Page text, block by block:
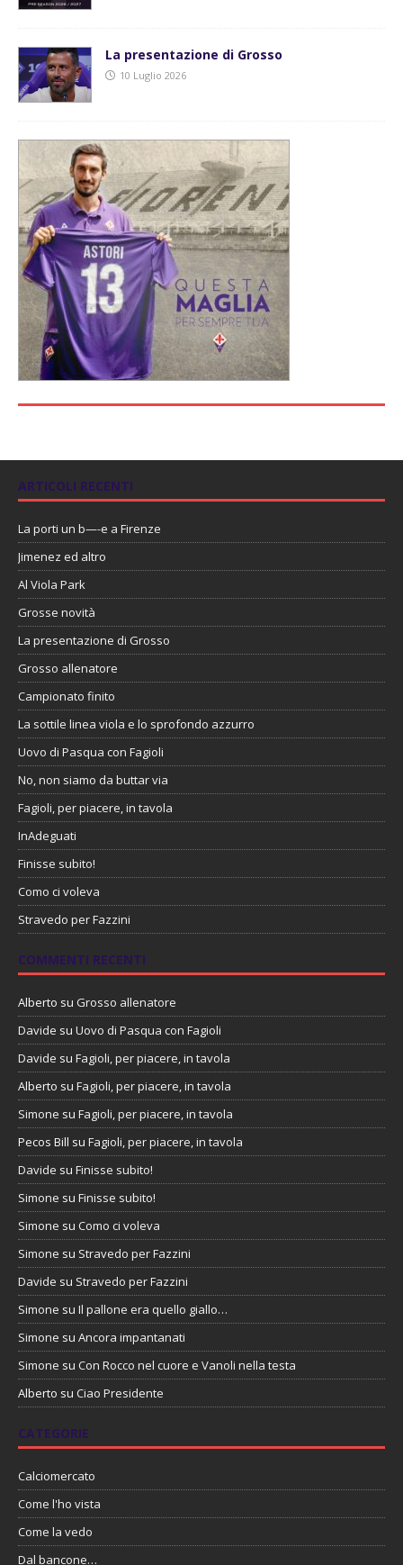
La presentazione di Grosso
10 Luglio 2026
ARTICOLI RECENTI
La porti un b—-e a Firenze
Jimenez ed altro
Al Viola Park
Grosse novità
La presentazione di Grosso
Grosso allenatore
Campionato finito
La sottile linea viola e lo sprofondo azzurro
Uovo di Pasqua con Fagioli
No, non siamo da buttar via
Fagioli, per piacere, in tavola
InAdeguati
Finisse subito!
Como ci voleva
Stravedo per Fazzini
COMMENTI RECENTI
Alberto su Grosso allenatore
Davide su Uovo di Pasqua con Fagioli
Davide su Fagioli, per piacere, in tavola
Alberto su Fagioli, per piacere, in tavola
Simone su Fagioli, per piacere, in tavola
Pecos Bill su Fagioli, per piacere, in tavola
Davide su Finisse subito!
Simone su Finisse subito!
Simone su Como ci voleva
Simone su Stravedo per Fazzini
Davide su Stravedo per Fazzini
Simone su Il pallone era quello giallo…
Simone su Ancora impantanati
Simone su Con Rocco nel cuore e Vanoli nella testa
Alberto su Ciao Presidente
CATEGORIE
Calciomercato
Come l'ho vista
Come la vedo
Dal bancone…